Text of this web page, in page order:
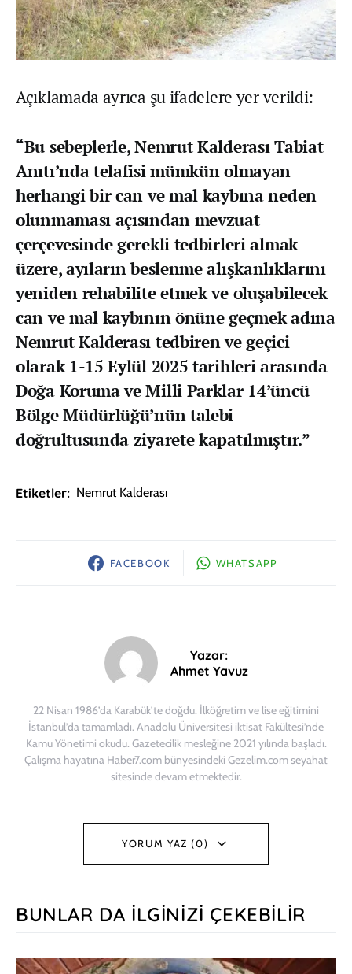
Açıklamada ayrıca şu ifadelere yer verildi:
“Bu sebeplerle, Nemrut Kalderası Tabiat
Anıtı’nda telafisi mümkün olmayan
herhangi bir can ve mal kaybına neden
olunmaması açısından mevzuat
çerçevesinde gerekli tedbirleri almak
üzere, ayıların beslenme alışkanlıklarını
yeniden rehabilite etmek ve oluşabilecek
can ve mal kaybının önüne geçmek adına
Nemrut Kalderası tedbiren ve geçici
olarak 1-15 Eylül 2025 tarihleri arasında
Doğa Koruma ve Milli Parklar 14’üncü
Bölge Müdürlüğü’nün talebi
doğrultusunda ziyarete kapatılmıştır.”
Etiketler: Nemrut Kalderası
FACEBOOK WHATSAPP
Yazar:
Ahmet Yavuz
22 Nisan 1986’da Karabük’te doğdu. İlköğretim ve lise eğitimini
İstanbul’da tamamladı. Anadolu Üniversitesi iktisat Fakültesi’nde
Kamu Yönetimi okudu. Gazetecilik mesleğine 2021 yılında başladı.
Çalışma hayatına Haber7.com bünyesindeki Gezelim.com seyahat
sitesinde devam etmektedir.
YORUM YAZ (0)
BUNLAR DA İLGINIZI ÇEKEBILIR